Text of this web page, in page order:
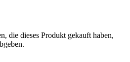
die dieses Produkt gekauft haben,